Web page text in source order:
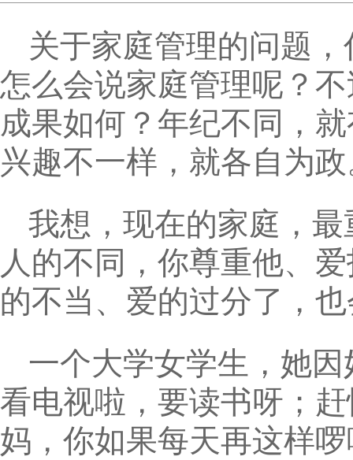
关于家庭管理的问题
怎么会说家庭管理呢？
成果如何？年纪不同，
兴趣不一样，就各自为
我想，现在的家庭，
人的不同，你尊重他、
的不当、爱的过分了，
一个大学女学生，她
看电视啦，要读书呀；
妈，你如果每天再这样